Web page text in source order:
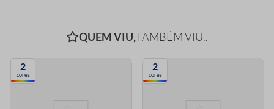
QUEM VIU,TAMBÉM VIU..
2
cores
2
cores